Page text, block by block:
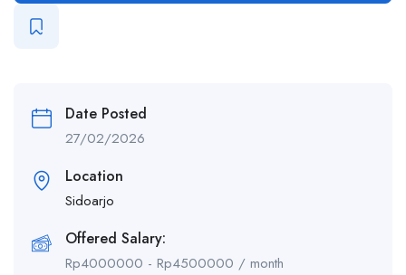
Date Posted
27/02/2026
Location
Sidoarjo
Offered Salary:
Rp4000000 - Rp4500000 / month